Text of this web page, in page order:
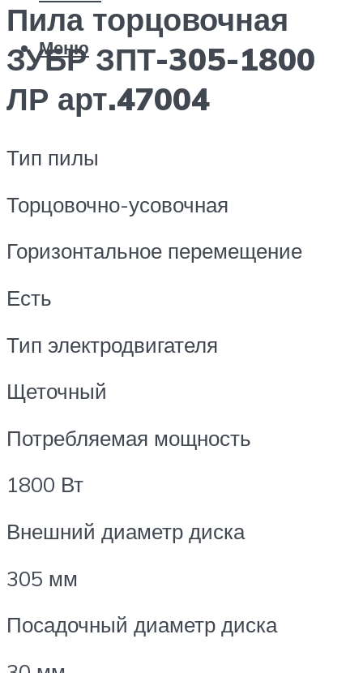
Меню
Пила торцовочная
ЗУБР ЗПТ-305-1800
ЛР арт.47004
Тип пилы
Торцовочно-усовочная
Горизонтальное перемещение
Есть
Тип электродвигателя
Щеточный
Потребляемая мощность
1800 Вт
Внешний диаметр диска
305 мм
Посадочный диаметр диска